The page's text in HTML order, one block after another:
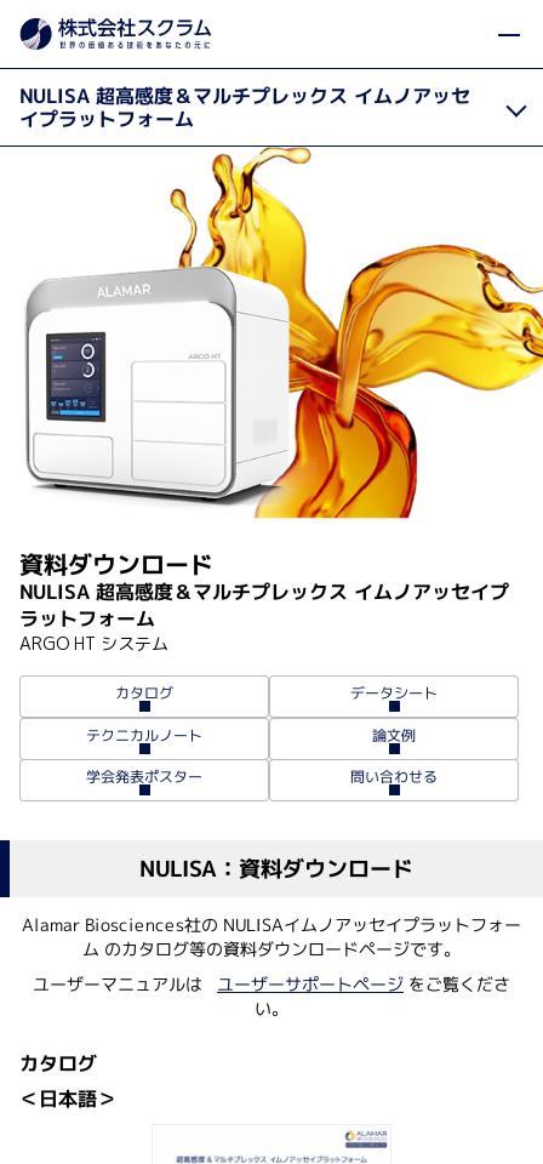
Home 製品・サービス 製品カテゴリから探す イムノア
資料ダウンロード
NULISA 超高感度＆マルチプレックス イムノアッセイプ
ラットフォーム
ARGO HT システム
カタログ データシート
テクニカルノート 論文例
学会発表ポスター 問い合わせる
NULISA：資料ダウンロード
Alamar Biosciences社の NULISAイムノアッセイプラットフォー
ム のカタログ等の資料ダウンロードページです。
ユーザーマニュアルは ユーザーサポートページ をご覧くださ
い。
カタログ
＜日本語＞
NULISA 超高感度＆マルチプレックス イムノアッセ
イプラットフォーム